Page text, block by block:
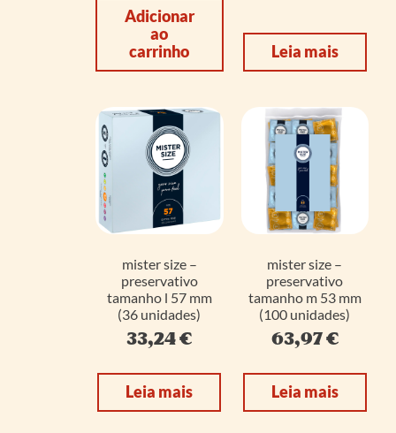
Adicionar
ao
carrinho
Leia mais
mister size –
preservativo
tamanho l 57 mm
(36 unidades)
33,24€
Leia mais
mister size –
preservativo
tamanho m 53 mm
(100 unidades)
63,97€
Leia mais